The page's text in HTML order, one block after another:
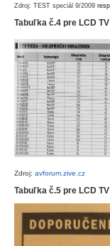
Zdroj: TEST speciál 9/2009
Tabuľka č.4 pre LCD
Zdroj: avforum.zive.cz
Tabuľka č.5 pre LCD